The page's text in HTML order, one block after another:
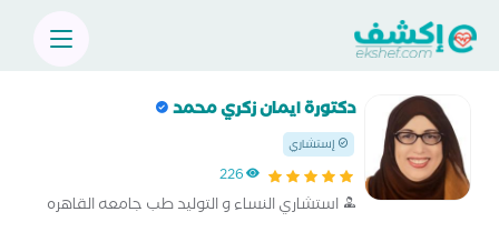
دكتورة ايمان زكري محمد
إستشاري
226
استشاري النساء و التوليد طب جامعه القاهره